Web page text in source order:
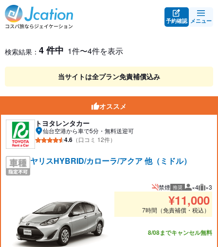
予約確認 メニュー
レンタカー検索・比較
レンタカー検索結果
検索結果： 4 件中 1件〜4件を表示
当サイトは全プラン免責補償込み
オススメ
トヨタレンタカー
仙台空港から車で5分・無料送迎可
4.6 （口コミ 12件）
ヤリスHYBRID/カローラ/アクア 他（ミドル）
禁煙 推奨 推奨人数
×4 推奨
×3
¥11,000
7時間（免責補償・税込）
8/08までキャンセル無料